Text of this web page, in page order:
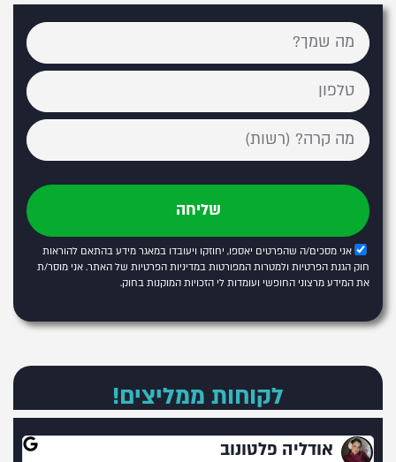
אני מסכים/ה שהפרטים יאספו, יחוזקו ויעובדו במאגר מידע בהתאם להוראות
חוק הגנת הפרטיות ולמטרות המפורטות במדיניות הפרטיות של האתר. אני מוסר/ת
את המידע מרצוני החופשי ועומדות לי הזכויות המוקנות בחוק.
שליחה
לקוחות ממליצים!
אודליה פלטונוב